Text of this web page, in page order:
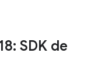
SDK de